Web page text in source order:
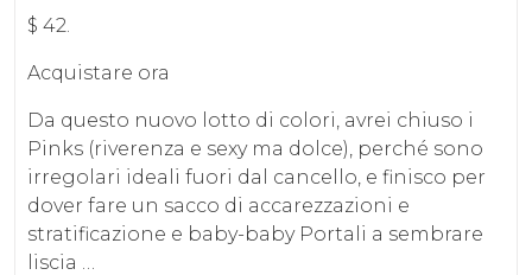
$ 42.
Acquistare ora
Da questo nuovo lotto di colori, avrei chiuso i
Pinks (riverenza e sexy ma dolce), perché sono
irregolari ideali fuori dal cancello, e finisco per
dover fare un sacco di accarezzazioni e
stratificazione e baby-baby Portali a sembrare
liscia …